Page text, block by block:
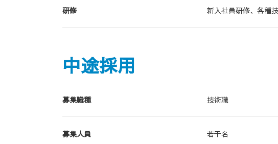
研修 新入社員研修、各種
中途採用
募集職種 技術職
募集人員 若干名